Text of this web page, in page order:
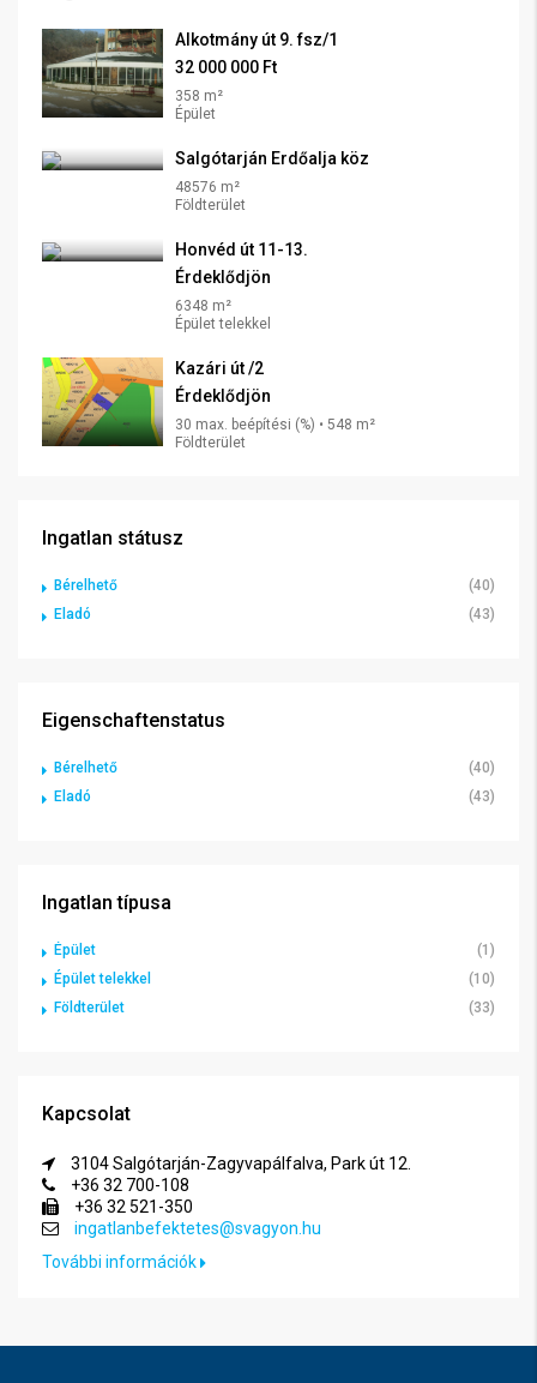
Alkotmány út 9. fsz/1
32 000 000 Ft
358 m²
Épület
Salgótarján Erdőalja köz
48576 m²
Földterület
Honvéd út 11-13.
Érdeklődjön
6348 m²
Épület telekkel
Kazári út /2
Érdeklődjön
30 max. beépítési (%) • 548 m²
Földterület
Ingatlan státusz
Bérelhető
(40)
Eladó
(43)
Eigenschaftenstatus
Bérelhető
(40)
Eladó
(43)
Ingatlan típusa
Épület
(1)
Épület telekkel
(10)
Földterület
(33)
Kapcsolat
3104 Salgótarján-Zagyvapálfalva, Park út 12.
+36 32 700-108
+36 32 521-350
ingatlanbefektetes@svagyon.hu
További információk